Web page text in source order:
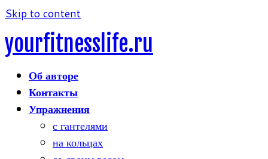
Skip to content
yourfitnesslife.ru
Об авторе
Контакты
Упражнения
с гантелями
на кольцах